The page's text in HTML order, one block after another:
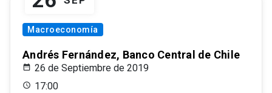
Macroeconomía
Andrés Fernández, Banco Central de Chile
26 de Septiembre de 2019
17:00